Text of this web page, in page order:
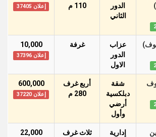
الدور
الثاني
110 م
إعلان 37405
عزاب
الدور
اﻻول
غرفة 10,000
إعلان 37396
شقة
دبلكسية
أرضي
وأول
أربع غرف
280 م
600,000
إعلان 37220
إدارية
ثلاث غرف 22,000